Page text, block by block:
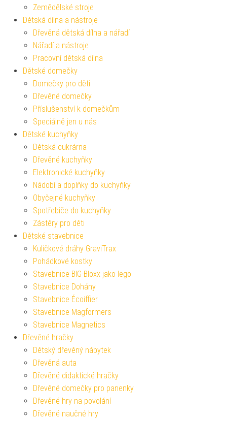
Zemědělské stroje
Dětská dílna a nástroje
Dřevěná dětská dílna a nářadí
Nářadí a nástroje
Pracovní dětská dílna
Dětské domečky
Domečky pro děti
Dřevěné domečky
Příslušenství k domečkům
Speciálně jen u nás
Dětské kuchyňky
Dětská cukrárna
Dřevěné kuchyňky
Elektronické kuchyňky
Nádobí a doplňky do kuchyňky
Obyčejné kuchyňky
Spotřebiče do kuchyňky
Zástěry pro děti
Dětské stavebnice
Kuličkové dráhy GraviTrax
Pohádkové kostky
Stavebnice BIG-Bloxx jako lego
Stavebnice Dohány
Stavebnice Écoiffier
Stavebnice Magformers
Stavebnice Magnetics
Dřevěné hračky
Dětský dřevěný nábytek
Dřevěná auta
Dřevěné didaktické hračky
Dřevěné domečky pro panenky
Dřevěné hry na povolání
Dřevěné naučné hry